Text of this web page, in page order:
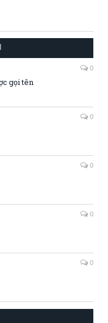
0
gọi tên
0
0
0
0